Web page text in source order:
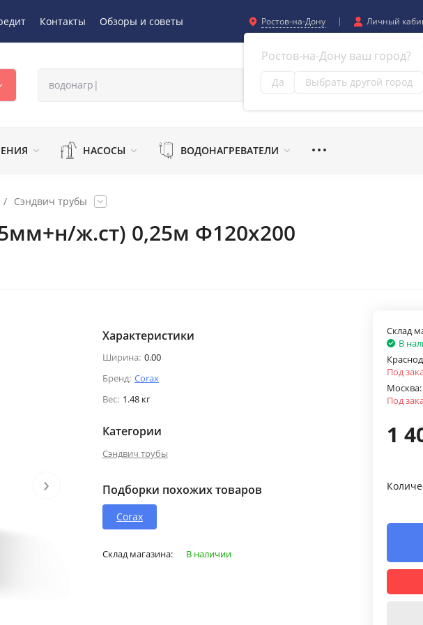
Контакты Обзоры и советы Ростов-на-Дону
Ростов-на-Дону ваш город?
Да Выбрать другой город
Личный
НАСОСЫ ВОДОНАГРЕВАТЕЛИ
/ Сэндвич трубы
ж.ст) 0,25м Ф120х200
›
Характеристики
Ширина: 0.00
Бренд: Corax
Вес: 1.48 кг
Категории
Сэндвич трубы
Подборки похожих товаров
Corax
Склад магазина: В наличии
Склад
В
Под
Москва:
Под
1